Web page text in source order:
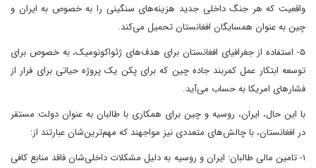
واقعیت که هر جنگ داخلی جدید هزینه‌های سنگینی را به خصوص به ایران و
چین به عنوان همسایگان افغانستان تحمیل می‌کند.
۵- استفاده از جغرافیای افغانستان برای هدف‌های ژئواکونومیک، به خصوص برای
توسعه ابتکار عمل کمربند جاده چین که برای پکن یک پروژه حیاتی برای فرار از
فشارهای امریکا به حساب می‌آید.
با این حال، ایران، روسیه و چین برای همکاری با طالبان به عنوان دولت مستقر
در افغانستان، با چالش‌های متعددی نیز مواجهند که مهم‌ترین‌شان عبارتند از:
۱- تامین مالی طالبان: ایران و روسیه به دلیل مشکلات داخلی‌شان فاقد منابع کافی